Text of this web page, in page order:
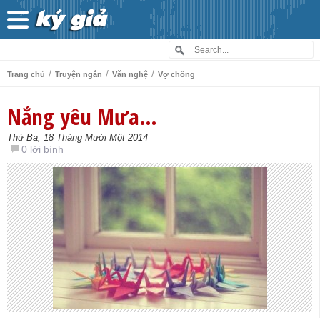
Trang chủ / Truyện ngắn / Văn nghệ / Vợ chồng
Nắng yêu Mưa…
Thứ Ba, 18 Tháng Mười Một 2014
0 lời bình